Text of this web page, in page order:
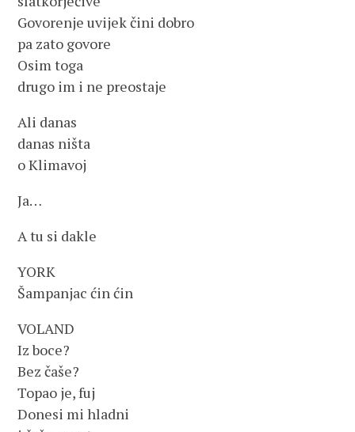
Govorenje uvijek čini dobro
pa zato govore
Osim toga
drugo im i ne preostaje
Ali danas
danas ništa
o Klimavoj
Ja…
A tu si dakle
YORK
Šampanjac ćin ćin
VOLAND
Iz boce?
Bez čaše?
Topao je, fuj
Donesi mi hladni